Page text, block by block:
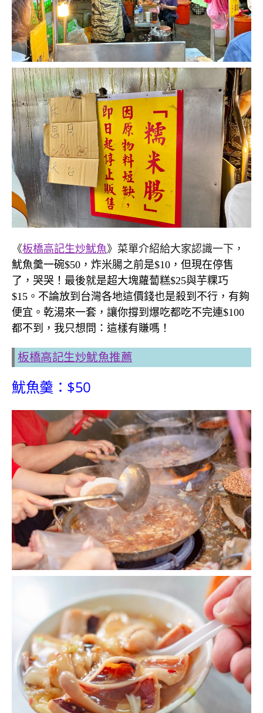
《板橋高記生炒魷魚》菜單介紹給大家認識一下，
魷魚羹一碗$50，炸米腸之前是$10，但現在停售
了，哭哭！最後就是超大塊蘿蔔糕$25與芋粿巧
$15。不論放到台灣各地這價錢也是殺到不行，有夠
便宜。乾湯來一套，讓你撐到爆吃都吃不完連$100
都不到，我只想問：這樣有賺嗎！
板橋高記生炒魷魚推薦
魷魚羹：$50